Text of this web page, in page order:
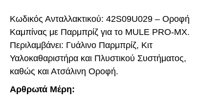
Κωδικός Ανταλλακτικού: 42S09U029 – Οροφή
Καμπίνας με Παρμπρίζ για το MULE PRO-MX.
Περιλαμβάνει: Γυάλινο Παρμπρίζ, Κιτ
Υαλοκαθαριστήρα και Πλυστικού Συστήματος,
καθώς και Ατσάλινη Οροφή.
Αρθρωτά Μέρη: